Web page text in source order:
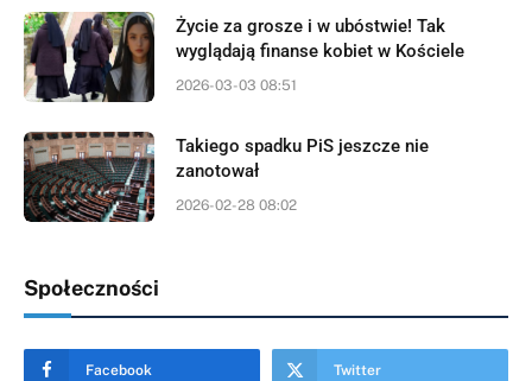
Życie za grosze i w ubóstwie! Tak
wyglądają finanse kobiet w Kościele
2026-03-03 08:51
Takiego spadku PiS jeszcze nie
zanotował
2026-02-28 08:02
Społeczności
Facebook Twitter